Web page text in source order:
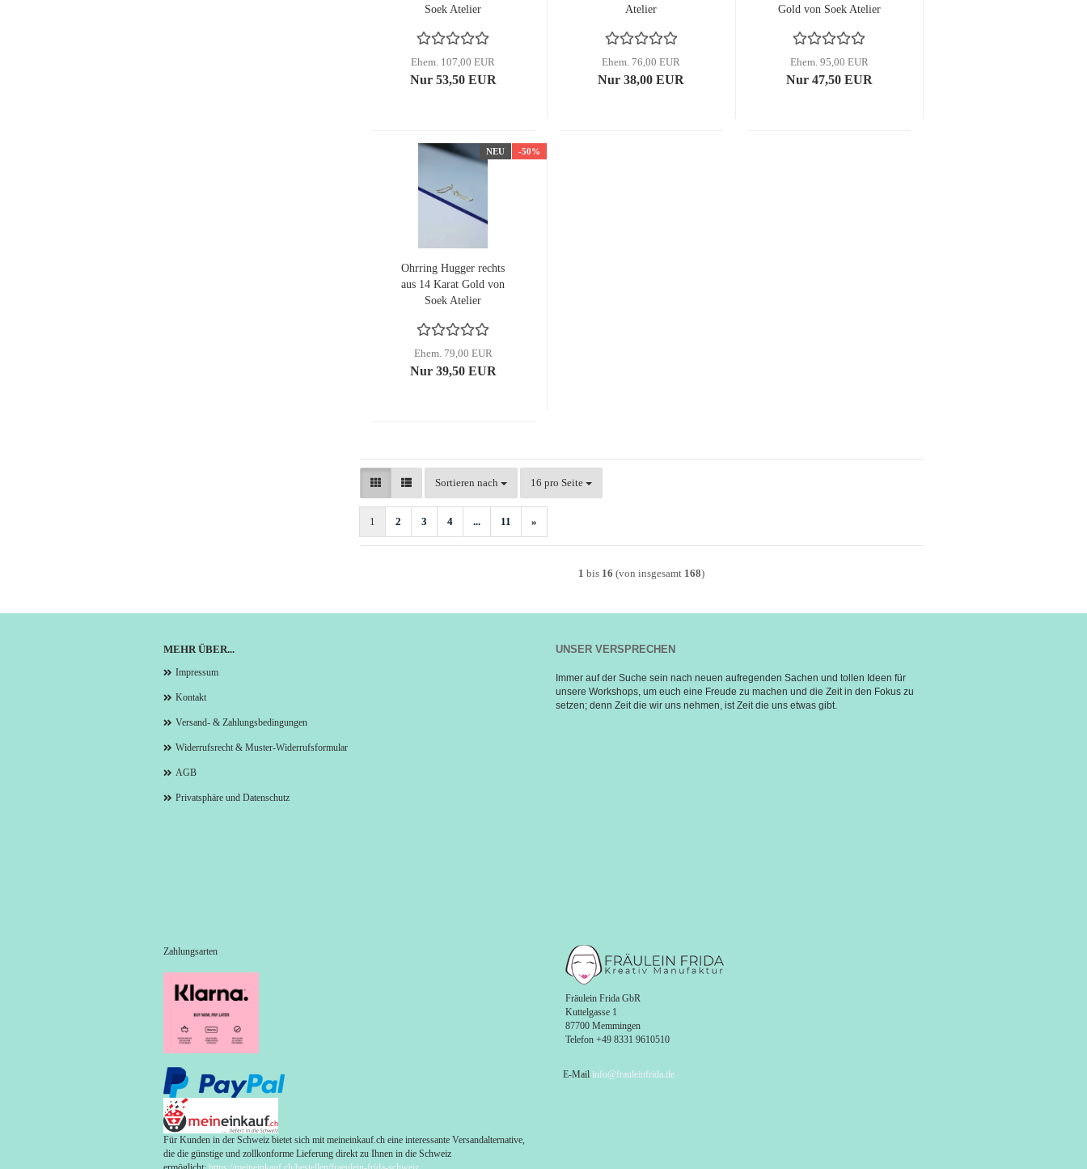
Soek Atelier
Ehem. 107,00 EUR
Nur 53,50 EUR
Atelier
Ehem. 76,00 EUR
Nur 38,00 EUR
Gold von Soek Atelier
Ehem. 95,00 EUR
Nur 47,50 EUR
NEU -50%
Ohrring Hugger rechts
aus 14 Karat Gold von
Soek Atelier
Ehem. 79,00 EUR
Nur 39,50 EUR
Sortieren nach
Sortieren nach 16 pro Seite
pro Seite
1 2 3 4 ... 11 »
1 bis 16 (von insgesamt 168)
MEHR ÜBER...
Impressum
Kontakt
Versand- & Zahlungsbedingungen
Widerrufsrecht & Muster-Widerrufsformular
AGB
Privatsphäre und Datenschutz
UNSER VERSPRECHEN
Immer auf der Suche sein nach neuen aufregenden Sachen und tollen Ideen für
unsere Workshops, um euch eine Freude zu machen und die Zeit in den Fokus zu
setzen; denn Zeit die wir uns nehmen, ist Zeit die uns etwas gibt.
Zahlungsarten
Für Kunden in der Schweiz bietet sich mit meineinkauf.ch eine interessante Versandalternative,
die die günstige und zollkonforme Lieferung direkt zu Ihnen in die Schweiz
Fräulein Frida GbR
Kuttelgasse 1
87700 Memmingen
Telefon +49 8331 9610510
E-Mail info@frauleinfrida.de